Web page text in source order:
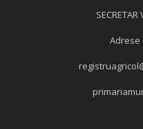
Adrese